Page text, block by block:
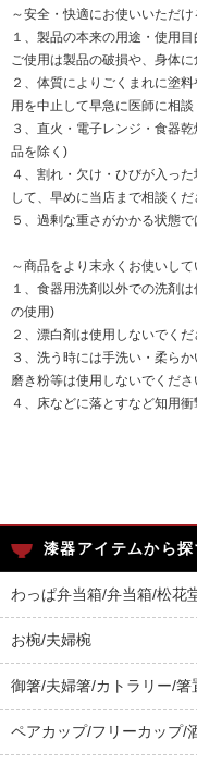
～安全・快適にお使いいただけ
１、製品の本来の用途・使用
ご使用は製品の破損や、身体に
２、体質によりごくまれに塗
用を中止して早急に医師に相談
３、直火・電子レンジ・食器
品を除く)
４、割れ・欠け・ひびが入っ
して、早めに当店まで相談くだ
５、過剰な重さがかかる状態で
～商品をより末永くお使いし
１、食器用洗剤以外での洗剤
の使用)
２、漂白剤は使用しないでくだ
３、洗う時には手洗い・柔ら
磨き粉等は使用しないでくださ
４、床などに落とすなど知用衝
漆器アイテムから探
わっぱ弁当箱/弁当箱/松花
お椀/夫婦椀
御箸/夫婦箸/カトラリー/箸
ペアカップ/フリーカップ/